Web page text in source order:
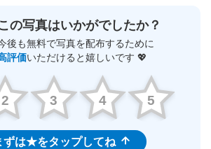
の写真はいかがでしたか？
後も無料で写真を配布するために
評価いただけると嬉しいです 💖
2 3 4 5
ずは★をタップしてね